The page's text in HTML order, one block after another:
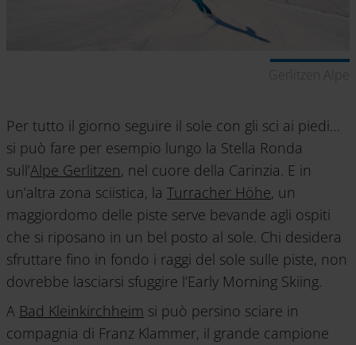
Gerlitzen Alpe
Per tutto il giorno seguire il sole con gli sci ai piedi…
si può fare per esempio lungo la Stella Ronda
sull’Alpe Gerlitzen, nel cuore della Carinzia. E in
un’altra zona sciistica, la Turracher Höhe, un
maggiordomo delle piste serve bevande agli ospiti
che si riposano in un bel posto al sole. Chi desidera
sfruttare fino in fondo i raggi del sole sulle piste, non
dovrebbe lasciarsi sfuggire l’Early Morning Skiing.
A Bad Kleinkirchheim si può persino sciare in
compagnia di Franz Klammer, il grande campione